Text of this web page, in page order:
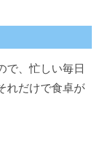
で、忙しい毎日
れだけで食卓が